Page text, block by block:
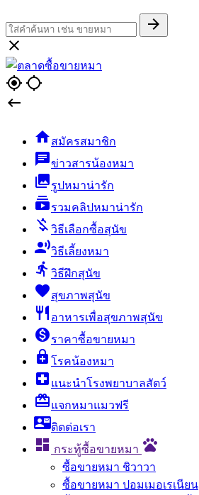


gps_fixed gps_not_fixed

สมัครสมาชิก
chatข่าวสารน้องหมา
collectionsรูปหมาน่ารัก
subscriptionsรวมคลิปหมาน่ารัก
money_off วิธีเลือกซื้อสุนัข
record_voice_overวิธีเลี้ยงหมา
directions_run วิธีฝึกสุนัข
favoriteสุขภาพสุนัข
restaurant อาหารเพื่อสุขภาพสุนัข
monetization_onราคาซื้อขายหมา
enhanced_encryption โรคน้องหมา
local_hospital แนะนำโรงพยาบาลสัตว์
card_giftcardแจกหมาแมวฟรี
contact_mailติดต่อเรา
 กระทู้ซื้อขายหมา pets
ซื้อขายหมา ชิวาวา
ซื้อขายหมา ปอมเมอเรเนียน